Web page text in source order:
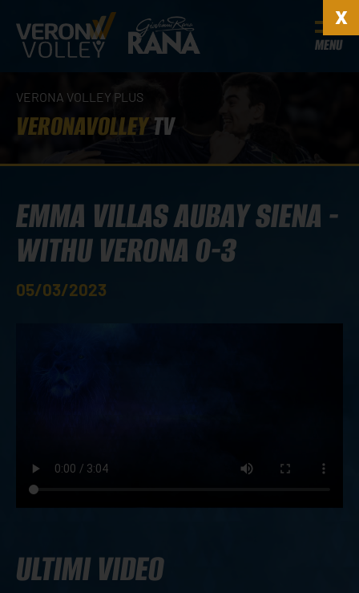
MENU
VERONA VOLLEY PLUS
VERONAVOLLEYTV
EMMA VILLAS AUBAY SIENA -
WITHU VERONA 0-3
05/03/2023
ULTIMI VIDEO